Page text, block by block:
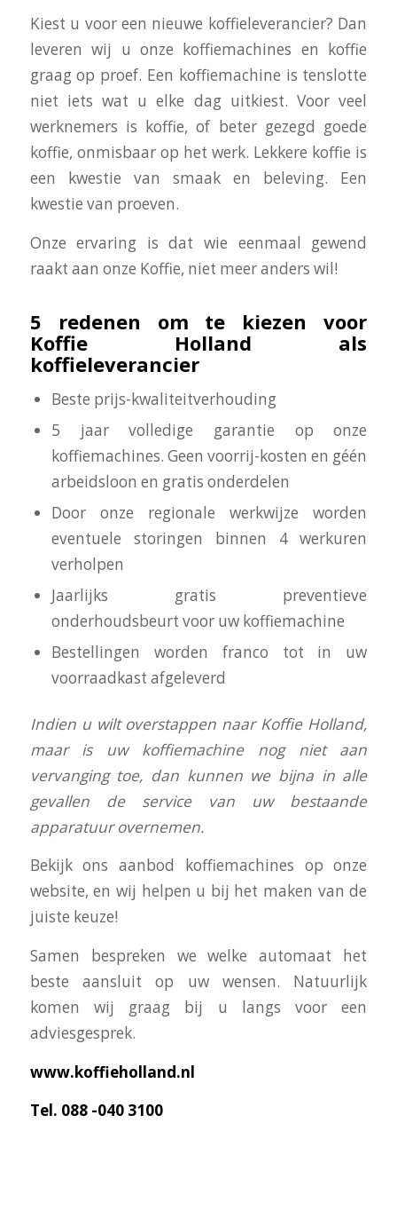
Kiest u voor een nieuwe koffieleverancier? Dan
leveren wij u onze koffiemachines en koffie
graag op proef. Een koffiemachine is tenslotte
niet iets wat u elke dag uitkiest. Voor veel
werknemers is koffie, of beter gezegd goede
koffie, onmisbaar op het werk. Lekkere koffie is
een kwestie van smaak en beleving. Een
kwestie van proeven.
Onze ervaring is dat wie eenmaal gewend
raakt aan onze Koffie, niet meer anders wil!
5 redenen om te kiezen voor
Koffie Holland als
koffieleverancier
Beste prijs-kwaliteitverhouding
5 jaar volledige garantie op onze
koffiemachines. Geen voorrij-kosten en géén
arbeidsloon en gratis onderdelen
Door onze regionale werkwijze worden
eventuele storingen binnen 4 werkuren
verholpen
Jaarlijks gratis preventieve
onderhoudsbeurt voor uw koffiemachine
Bestellingen worden franco tot in uw
voorraadkast afgeleverd
Indien u wilt overstappen naar Koffie Holland,
maar is uw koffiemachine nog niet aan
vervanging toe, dan kunnen we bijna in alle
gevallen de service van uw bestaande
apparatuur overnemen.
Bekijk ons aanbod koffiemachines op onze
website, en wij helpen u bij het maken van de
juiste keuze!
Samen bespreken we welke automaat het
beste aansluit op uw wensen. Natuurlijk
komen wij graag bij u langs voor een
adviesgesprek.
www.koffieholland.nl
Tel. 088 -040 3100